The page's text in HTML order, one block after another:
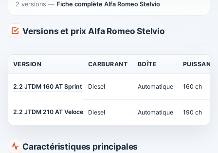
2 versions — Fiche complète Alfa Romeo Stelvio
Versions et prix Alfa Romeo Stelvio
VERSION CARBURANT BOÎTE
2.2 JTDM 160 AT Sprint Diesel Automatique 160 ch
2.2 JTDM 210 AT Veloce Diesel Automatique 190 ch
Caractéristiques principales